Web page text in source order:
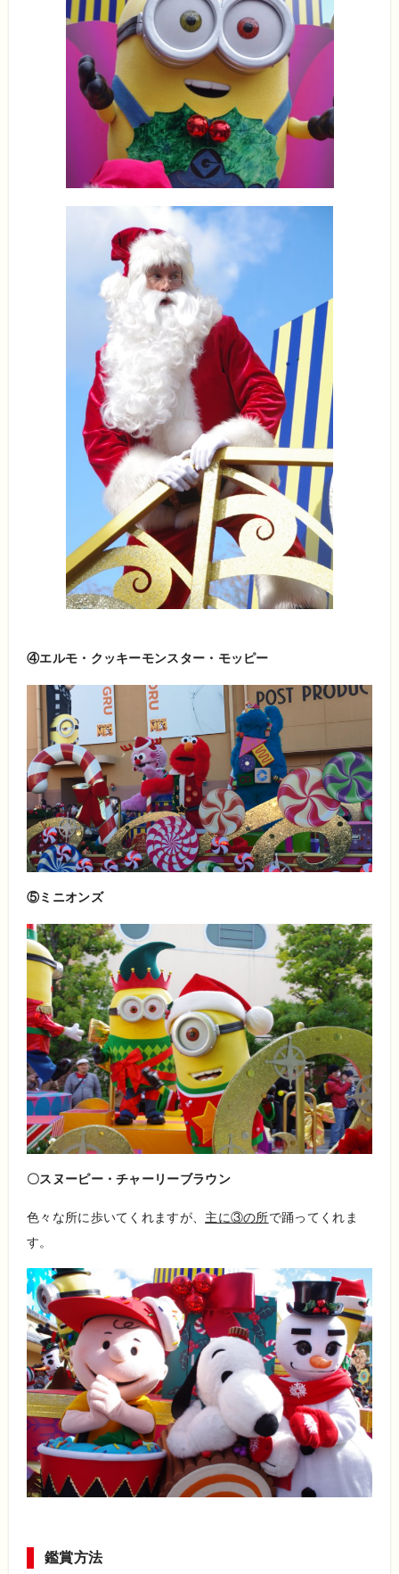
④エルモ・クッキーモンスター・モッピー
⑤ミニオンズ
〇スヌーピー・チャーリーブラウン
色々な所に歩いてくれますが、 主に③の所で踊ってくれま
す。
鑑賞方法